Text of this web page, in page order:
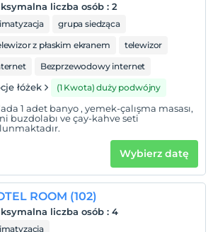
liczba osób : 2
grupa siedząca
z płaskim ekranem
telewizor
Bezprzewodowy internet
łóżek (1 Kwota) duży podwójny
1 adet banyo , yemek-çalışma masası,
buzdolabı ve çay-kahve seti
Wybierz datę
ROOM (102)
liczba osób : 4